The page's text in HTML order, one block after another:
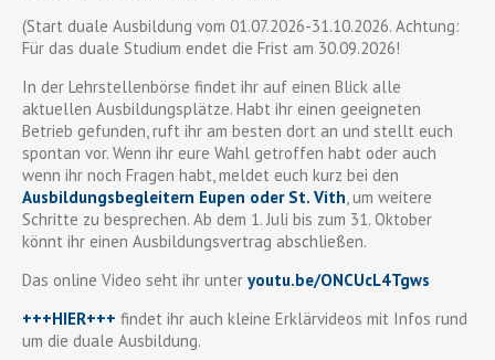
(Start duale Ausbildung vom 01.07.2026-31.10.2026. Achtung:
Für das duale Studium endet die Frist am 30.09.2026!
In der Lehrstellenbörse findet ihr auf einen Blick alle
aktuellen Ausbildungsplätze. Habt ihr einen geeigneten
Betrieb gefunden, ruft ihr am besten dort an und stellt euch
spontan vor. Wenn ihr eure Wahl getroffen habt oder auch
wenn ihr noch Fragen habt, meldet euch kurz bei den
Ausbildungsbegleitern Eupen oder St. Vith, um weitere
Schritte zu besprechen. Ab dem 1. Juli bis zum 31. Oktober
könnt ihr einen Ausbildungsvertrag abschließen.
Das online Video seht ihr unter youtu.be/ONCUcL4Tgws
+++HIER+++ findet ihr auch kleine Erklärvideos mit Infos rund
um die duale Ausbildung.